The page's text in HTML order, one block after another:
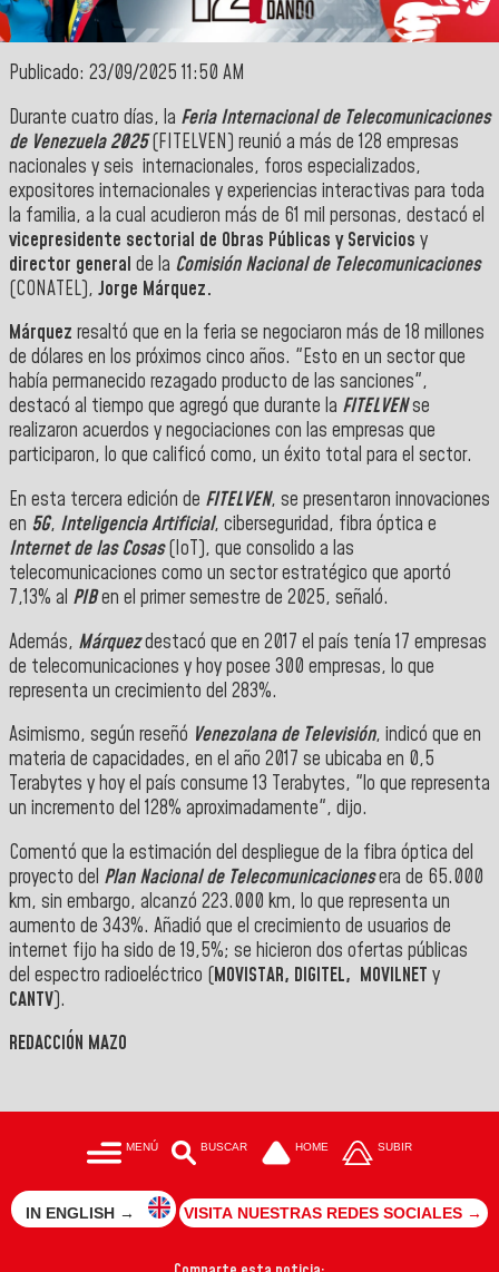
Publicado: 23/09/2025 11:50 AM
Durante cuatro días, la Feria Internacional de Telecomunicaciones
de Venezuela 2025(FITELVEN) reunió a más de 128 empresas
nacionales y seis internacionales, foros especializados,
expositores internacionales y experiencias interactivas para toda
la familia, a la cual acudieron más de 61 mil personas, destacó el
vicepresidente sectorial de Obras Públicas y Servicios y
director general de la Comisión Nacional de Telecomunicaciones
(CONATEL), Jorge Márquez.
Márquez resaltó que en la feria se negociaron más de 18 millones
de dólares en los próximos cinco años. "Esto en un sector que
había permanecido rezagado producto de las sanciones",
destacó al tiempo que agregó que durante la FITELVENse
realizaron acuerdos y negociaciones con las empresas que
participaron, lo que calificó como, un éxito total para el sector.
En esta tercera edición de FITELVEN, se presentaron innovaciones
en 5G, Inteligencia Artificial, ciberseguridad, fibra óptica e
Internet de las Cosas(IoT), que consolido a las
telecomunicaciones como un sector estratégico que aportó
7,13% al PIBen el primer semestre de 2025, señaló.
Además, Márquezdestacó que en 2017 el país tenía 17 empresas
de telecomunicaciones y hoy posee 300 empresas, lo que
representa un crecimiento del 283%.
Asimismo, según reseñó Venezolana de Televisión, indicó que en
materia de capacidades, en el año 2017 se ubicaba en 0,5
Terabytes y hoy el país consume 13 Terabytes, "lo que representa
un incremento del 128% aproximadamente", dijo.
Comentó que la estimación del despliegue de la fibra óptica del
proyecto del Plan Nacional de Telecomunicacionesera de 65.000
km, sin embargo, alcanzó 223.000 km, lo que representa un
aumento de 343%. Añadió que el crecimiento de usuarios de
internet fijo ha sido de 19,5%; se hicieron dos ofertas públicas
del espectro radioeléctrico (MOVISTAR, DIGITEL, MOVILNET y
CANTV).
REDACCIÓN MAZO
MENÚ BUSCAR HOME SUBIR
IN ENGLISH → VISITA NUESTRAS REDES SOCIALES →